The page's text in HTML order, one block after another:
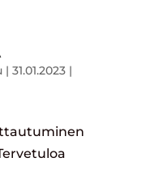
| 31.01.2023|